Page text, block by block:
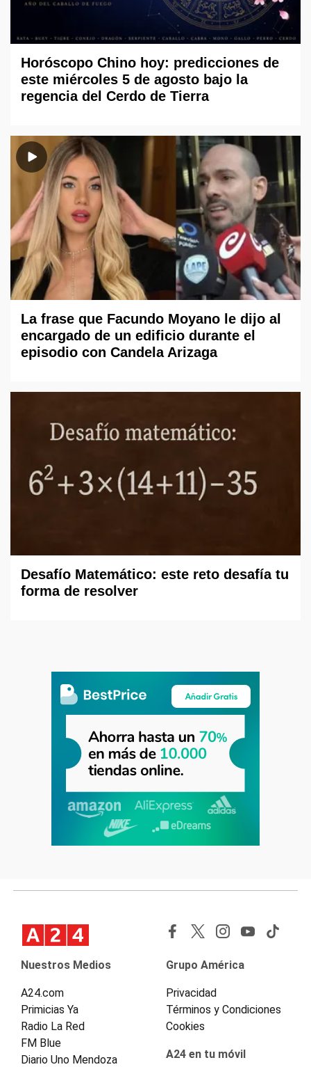
Horóscopo Chino hoy: predicciones de
este miércoles 5 de agosto bajo la
regencia del Cerdo de Tierra
La frase que Facundo Moyano le dijo al
encargado de un edificio durante el
episodio con Candela Arizaga
Desafío Matemático: este reto desafía tu
forma de resolver
Nuestros Medios
A24.com
Primicias Ya
Radio La Red
FM Blue
Diario Uno Mendoza
Grupo América
Privacidad
Términos y Condiciones
Cookies
A24 en tu móvil